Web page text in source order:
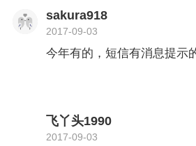
sakura918
2017-09-03
今年有的，短信有消息提示
飞丫头1990
2017-09-03